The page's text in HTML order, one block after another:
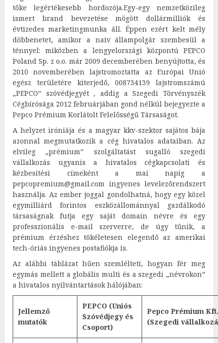
tőke legértékesebb hordozója.Egy-egy nemzetközileg
ismert brand bevezetése mögött dollármilliók és
évtizedes marketingmunka áll. Éppen ezért kelt mély
döbbenetet, amikor a naiv állampolgár szembesül a
ténnyel: miközben a lengyelországi központú PEPCO
Poland Sp. z o.o. már 2009 decemberében benyújtotta, és
2010 novemberében lajstromoztatta az Európai Unió
egész területére kiterjedő, 008734139 lajstromszámú
„PEPCO” szóvédjegyét , addig a Szegedi Törvényszék
Cégbírósága 2012 februárjában gond nélkül bejegyezte a
Pepco Prémium Korlátolt Felelősségű Társaságot.
A helyzet iróniája és a magyar kkv-szektor sajátos bája
azonnal megmutatkozik a cég hivatalos adataiban. Az
elvileg „prémium” szolgáltatást sugalló szegedi
vállalkozás ugyanis a hivatalos cégkapcsolati és
kézbesítési címeként a mai napig a
pepcopremium@gmail.com ingyenes levelezőrendszert
használja. Az ember joggal gondolhatná, hogy egy közel
egymilliárd forintos eszközállománnyal gazdálkodó
társaságnak futja egy saját domain névre és egy
professzionális e-mail szerverre, de úgy tűnik, a
prémium érzéshez tökéletesen elegendő az amerikai
tech-óriás ingyenes postafiókja is.
Az alábbi táblázat hűen szemlélteti, hogyan fér meg
egymás mellett a globális multi és a szegedi „névrokon”
a hivatalos nyilvántartások hálójában:
Jellemző
mutatók
PEPCO (Uniós
Szóvédjegy és
Csoport)
Pepco Prémium Kft.
(Szegedi